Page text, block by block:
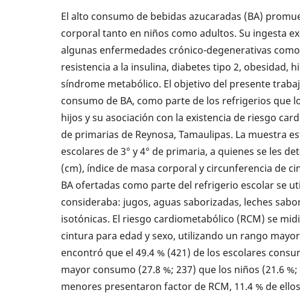
El alto consumo de bebidas azucaradas (BA)
corporal tanto en niños como adultos. Su ingesta
algunas enfermedades crónico-degenerativas
resistencia a la insulina, diabetes tipo 2, obesidad,
síndrome metabólico. El objetivo del presente
consumo de BA, como parte de los refrigerios que
hijos y su asociación con la existencia de riesgo
de primarias de Reynosa, Tamaulipas. La muestra
escolares de 3° y 4° de primaria, a quienes se les
(cm), índice de masa corporal y circunferencia de
BA ofertadas como parte del refrigerio escolar se
consideraba: jugos, aguas saborizadas, leches
isotónicas. El riesgo cardiometabólico (RCM) se
cintura para edad y sexo, utilizando un rango
encontró que el 49.4 % (421) de los escolares
mayor consumo (27.8 %; 237) que los niños (21.6 %;
menores presentaron factor de RCM, 11.4 % de